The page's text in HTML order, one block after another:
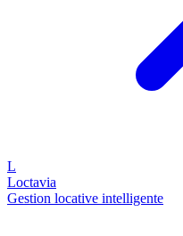
L
Loctavia
Gestion locative intelligente